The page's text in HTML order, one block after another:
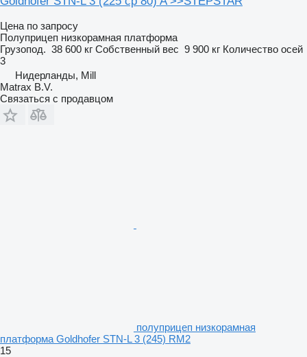
Цена по запросу
Полуприцеп низкорамная платформа
Грузопод. 38 600 кг Собственный вес 9 900 кг Количество осей
3
Нидерланды, Mill
Matrax B.V.
Связаться с продавцом
полуприцеп низкорамная
платформа Goldhofer STN-L 3 (245) RM2
15